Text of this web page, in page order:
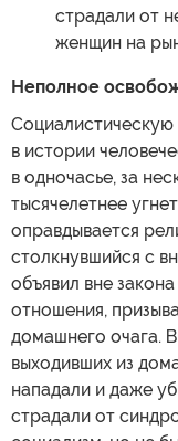
страдали от
женщин на
Неполное
в истории
в одночасье, за
тысячелетнее
оправдывается
столкнувшийся с
объявил вне
отношения,
домашнего очага.
выходивших из
нападали и даже
страдали от